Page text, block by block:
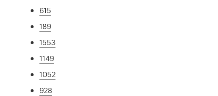
615
189
1553
1149
1052
928